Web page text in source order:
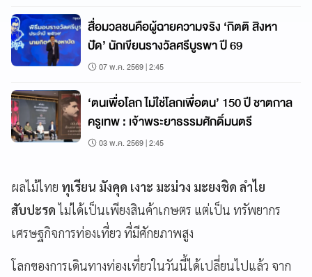
สื่อมวลชนคือผู้ฉายความจริง ‘กิตติ สิงหา
ปัด’ นักเขียนรางวัลศรีบูรพา ปี 69
07 พ.ค. 2569 | 2:45
‘ตนเพื่อโลก ไม่ใช่โลกเพื่อตน’ 150 ปี ชาตกาล
ครูเทพ : เจ้าพระยาธรรมศักดิ์มนตรี
03 พ.ค. 2569 | 2:45
ผลไม้ไทย ทุเรียน มังคุด เงาะ มะม่วง มะยงชิด ลำไย
สับปะรดไม่ได้เป็นเพียงสินค้าเกษตร แต่เป็น ทรัพยากร
เศรษฐกิจการท่องเที่ยว ที่มีศักยภาพสูง
โลกของการเดินทางท่องเที่ยวในวันนี้ได้เปลี่ยนไปแล้ว จาก